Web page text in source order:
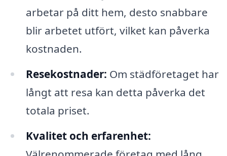
arbetar på ditt hem, desto snabbare
blir arbetet utfört, vilket kan påverka
kostnaden.
Resekostnader: Om städföretaget har
långt att resa kan detta påverka det
totala priset.
Kvalitet och erfarenhet: